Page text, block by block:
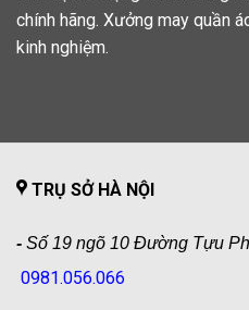
chính hãng. Xưởng may quần
kinh nghiệm.
TRỤ SỞ HÀ NỘI
- Số 19 ngõ 10 Đường Tựu
0981.056.066